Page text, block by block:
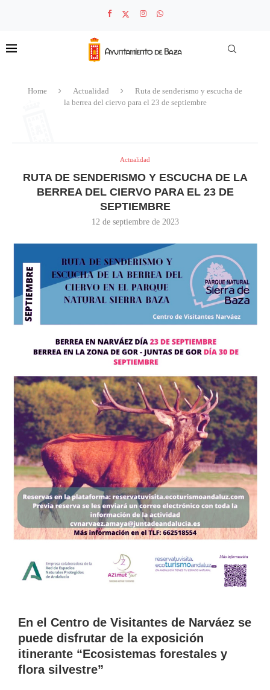
Home Actualidad
Ruta de senderismo y escucha de
la berrea del ciervo para el 23 de septiembre
Actualidad
RUTA DE SENDERISMO Y ESCUCHA DE LA
BERREA DEL CIERVO PARA EL 23 DE
SEPTIEMBRE
12 de septiembre de 2023
En el Centro de Visitantes de Narváez se
puede disfrutar de la exposición
itinerante “Ecosistemas forestales y
flora silvestre”